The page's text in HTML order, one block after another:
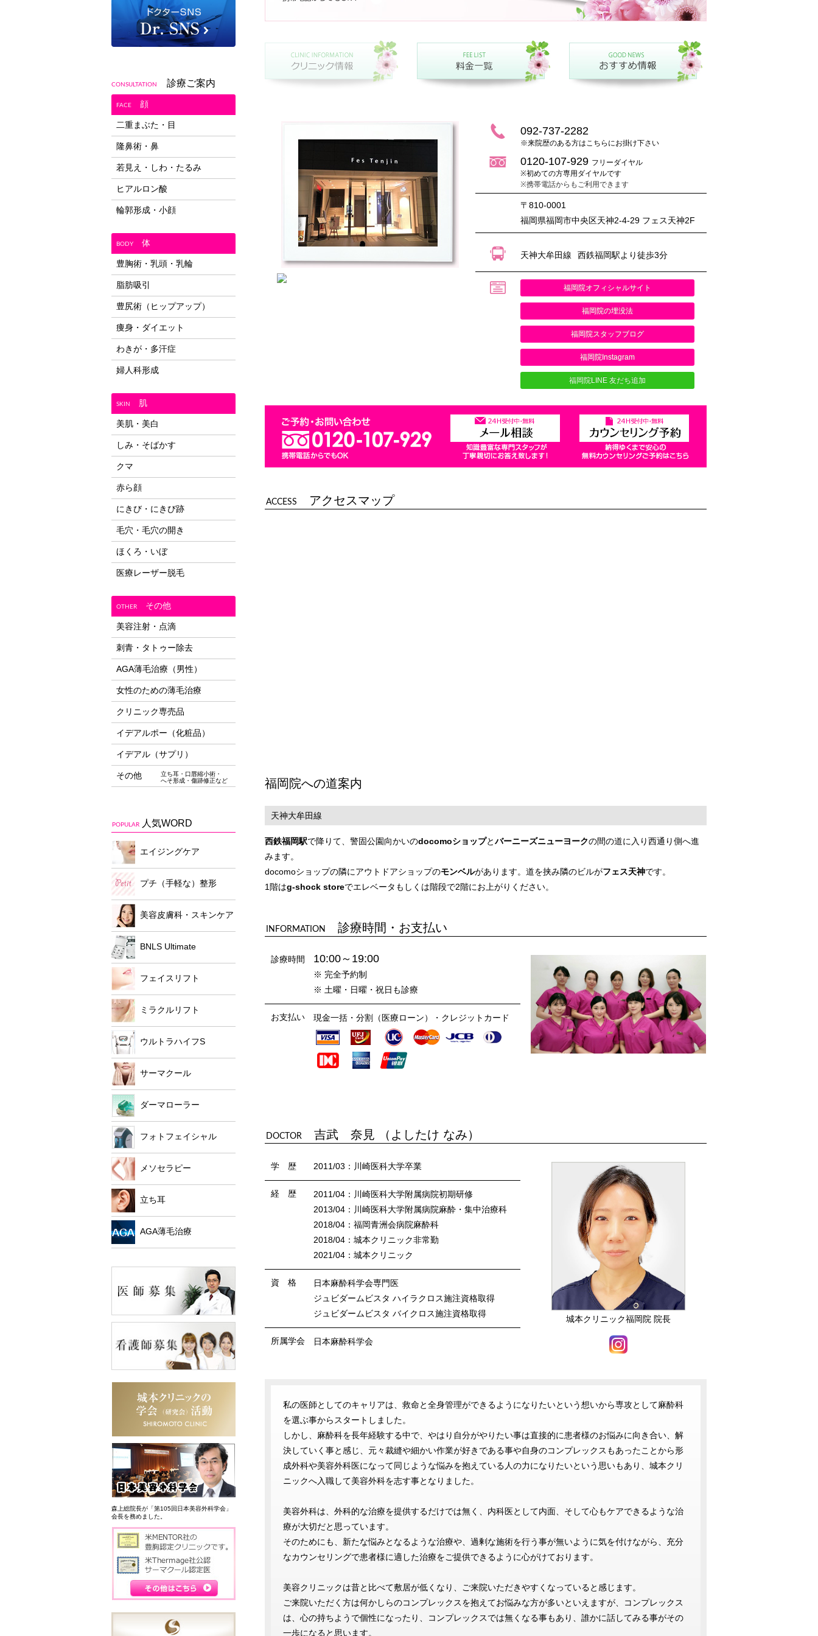
092-737-2282
※来院歴のある方はこちらにお掛け下さい
0120-107-929 フリーダイヤル
※初めての方専用ダイヤルです
※携帯電話からもご利用できます
〒810-0001
福岡県福岡市中央区天神2-4-29 フェス天神2F
天神大牟田線 西鉄福岡駅より徒歩3分
福岡院オフィシャルサイト
福岡院の埋没法
福岡院スタッフブログ
福岡院Instagram
福岡院LINE 友だち追加
ACCESS アクセスマップ
福岡院への道案内
天神大牟田線
西鉄福岡駅で降りて、警固公園向かいのdocomoショップとバーニーズニューヨークの間の道に入り西通り側へ進
みます。
docomoショップの隣にアウトドアショップのモンベルがあります。道を挟み隣のビルがフェス天神です。
1階はg-shock storeでエレベータもしくは階段で2階にお上がりください。
INFORMATION 診療時間・お支払い
診療時間 10:00～19:00
※ 完全予約制
※ 土曜・日曜・祝日も診療
お支払い 現金一括・分割（医療ローン）・クレジットカード
DOCTOR 吉武 奈見 （よしたけ なみ）
学 歴 2011/03：川崎医科大学卒業
経 歴
2011/04：川崎医科大学附属病院初期研修
2013/04：川崎医科大学附属病院麻酔・集中治療科
2018/04：福岡青洲会病院麻酔科
2018/04：城本クリニック非常勤
2021/04：城本クリニック
資 格
日本麻酔科学会専門医
ジュビダームビスタ ハイラクロス施注資格取得
ジュビダームビスタ バイクロス施注資格取得
所属学会 日本麻酔科学会
城本クリニック福岡院 院長
私の医師としてのキャリアは、救命と全身管理ができるようになりたいという想いから専攻として麻酔科
を選ぶ事からスタートしました。
しかし、麻酔科を長年経験する中で、やはり自分がやりたい事は直接的に患者様のお悩みに向き合い、解
決していく事と感じ、元々裁縫や細かい作業が好きである事や自身のコンプレックスもあったことから形
成外科や美容外科医になって同じような悩みを抱えている人の力になりたいという思いもあり、城本クリ
ニックへ入職して美容外科を志す事となりました。
美容外科は、外科的な治療を提供するだけでは無く、内科医として内面、そして心もケアできるような治
療が大切だと思っています。
そのためにも、新たな悩みとなるような治療や、過剰な施術を行う事が無いように気を付けながら、充分
なカウンセリングで患者様に適した治療をご提供できるように心がけております。
美容クリニックは昔と比べて敷居が低くなり、ご来院いただきやすくなっていると感じます。
ご来院いただく方は何かしらのコンプレックスを抱えてお悩みな方が多いといえますが、コンプレックス
は、心の持ちようで個性になったり、コンプレックスでは無くなる事もあり、誰かに話してみる事がその
一歩になると思います。
CONSULTATION 診療ご案内
FACE 顔
二重まぶた・目
隆鼻術・鼻
若見え・しわ・たるみ
ヒアルロン酸
輪郭形成・小顔
BODY 体
豊胸術・乳頭・乳輪
脂肪吸引
豊尻術（ヒップアップ）
痩身・ダイエット
わきが・多汗症
婦人科形成
SKIN 肌
美肌・美白
しみ・そばかす
クマ
赤ら顔
にきび・にきび跡
毛穴・毛穴の開き
ほくろ・いぼ
医療レーザー脱毛
OTHER その他
美容注射・点滴
刺青・タトゥー除去
AGA薄毛治療（男性）
女性のための薄毛治療
クリニック専売品
イデアルポー（化粧品）
イデアル（サプリ）
その他
立ち耳・口唇縮小術・
へそ形成・傷跡修正など
POPULAR 人気WORD
エイジングケア
プチ（手軽な）整形
美容皮膚科・スキンケア
BNLS Ultimate
フェイスリフト
ミラクルリフト
ウルトラハイフS
サーマクール
ダーマローラー
フォトフェイシャル
メソセラピー
立ち耳
AGA薄毛治療
森上総院長が「第105回日本美容外科学会」
会長を務めました。